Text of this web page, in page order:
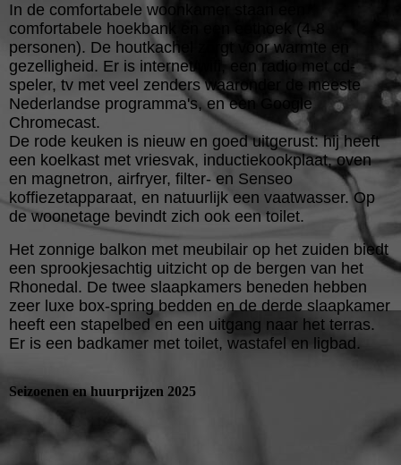
In de comfortabele woonkamer staan een
comfortabele hoekbank en een eethoek (4-8
personen). De houtkachel zorgt voor warmte en
gezelligheid. Er is internet/wifi, een radio met cd-
speler, tv met veel zenders waaronder de meeste
Nederlandse programma's, en een Google
Chromecast.
De rode keuken is nieuw en goed uitgerust: hij heeft
een koelkast met vriesvak, inductiekookplaat, oven
en magnetron, airfryer, filter- en Senseo
koffiezetapparaat, en natuurlijk een vaatwasser. Op
de woonetage bevindt zich ook een toilet.
Het zonnige balkon met meubilair op het zuiden biedt
een sprookjesachtig uitzicht op de bergen van het
Rhonedal. De twee slaapkamers beneden hebben
zeer luxe box-spring bedden en de derde slaapkamer
heeft een stapelbed en een uitgang naar het terras.
Er is een badkamer met toilet, wastafel en ligbad.
Seizoenen en huurprijzen 2025